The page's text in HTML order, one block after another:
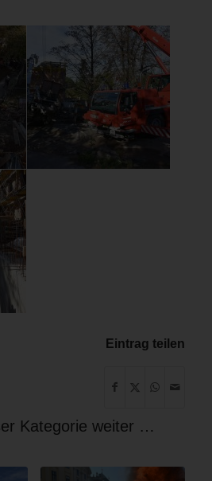
Eintrag teilen
Kategorie weiter …